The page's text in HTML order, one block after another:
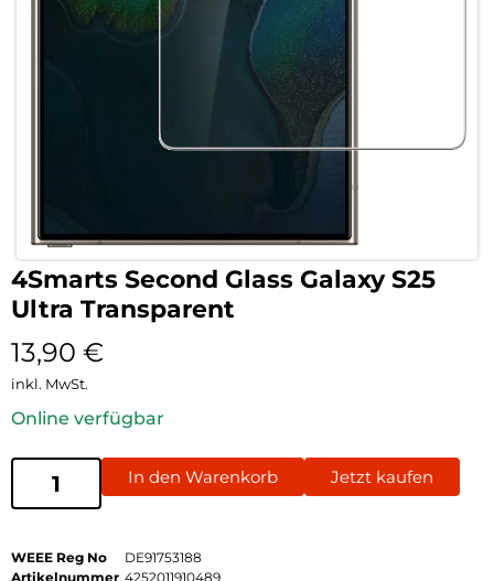
4Smarts Second Glass Galaxy S25
Ultra Transparent
13,90 €
inkl. MwSt.
Online verfügbar
In den Warenkorb Jetzt kaufen
WEEE Reg No
DE91753188
Artikelnummer 4252011910489